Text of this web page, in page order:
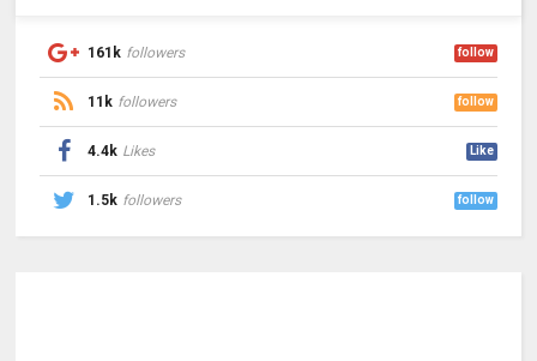
161k followers follow
11k followers follow
4.4k Likes Like
1.5k followers follow